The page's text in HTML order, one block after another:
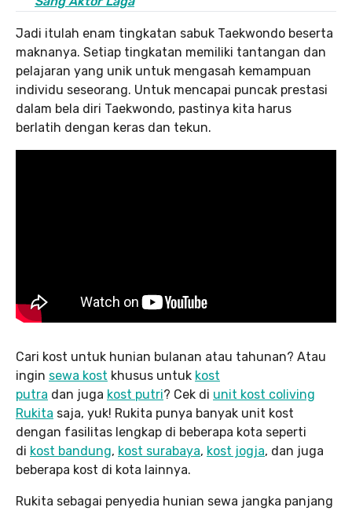
Jadi itulah enam tingkatan sabuk Taekwondo beserta
maknanya. Setiap tingkatan memiliki tantangan dan
pelajaran yang unik untuk mengasah kemampuan
individu seseorang. Untuk mencapai puncak prestasi
dalam bela diri Taekwondo, pastinya kita harus
berlatih dengan keras dan tekun.
Cari kost untuk hunian bulanan atau tahunan? Atau
ingin sewa kost khusus untuk kost
putra dan juga kost putri? Cek di unit kost coliving
Rukita saja, yuk! Rukita punya banyak unit kost
dengan fasilitas lengkap di beberapa kota seperti
di kost bandung, kost surabaya, kost jogja, dan juga
beberapa kost di kota lainnya.
Rukita sebagai penyedia hunian sewa jangka panjang